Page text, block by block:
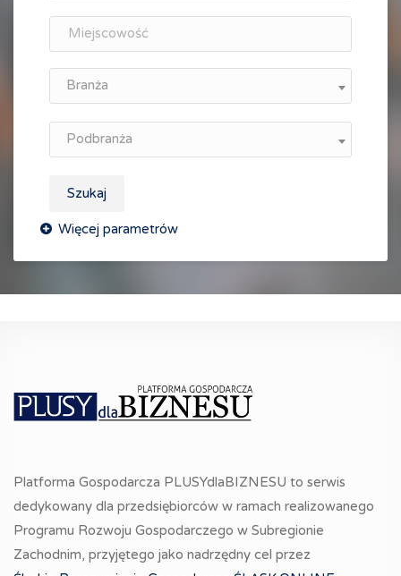
Branża
Podbranża
Szukaj
Platforma Gospodarcza PLUSYdlaBIZNESU to serwis
dedykowany dla przedsiębiorców w ramach realizowanego
Programu Rozwoju Gospodarczego w Subregionie
Zachodnim, przyjętego jako nadrzędny cel przez